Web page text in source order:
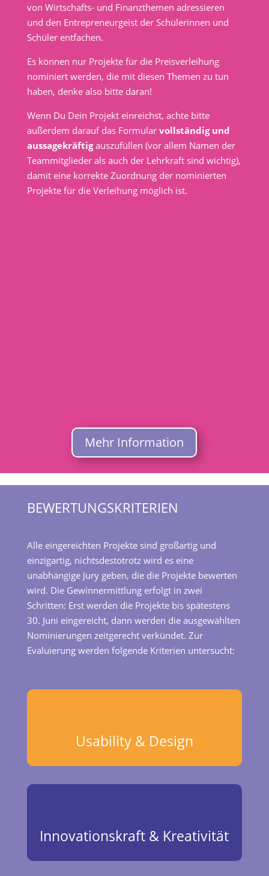
von Wirtschafts- und Finanzthemen adressieren
und den Entrepreneurgeist der Schülerinnen und
Schüler entfachen.
Es können nur Projekte für die Preisverleihung
nominiert werden, die mit diesen Themen zu tun
haben, denke also bitte daran!
Wenn Du Dein Projekt einreichst, achte bitte
außerdem darauf das Formular vollständig und
aussagekräftigauszufüllen (vor allem Namen der
Teammitglieder als auch der Lehrkraft sind wichtig),
damit eine korrekte Zuordnung der nominierten
Projekte für die Verleihung möglich ist.
Mehr Information
BEWERTUNGSKRITERIEN
Alle eingereichten Projekte sind großartig und
einzigartig, nichtsdestotrotz wird es eine
unabhängige Jury geben, die die Projekte bewerten
wird. Die Gewinnermittlung erfolgt in zwei
Schritten: Erst werden die Projekte bis spätestens
30. Juni eingereicht, dann werden die ausgewählten
Nominierungen zeitgerecht verkündet. Zur
Evaluierung werden folgende Kriterien untersucht:
Usability & Design
Innovationskraft & Kreativität